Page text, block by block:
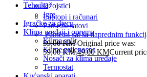
Džojstici
Igre
Igračke za djecu
Klima uređaji i oprema
Klima split
Klime prijenosna
Nosači za klima uređaje
Termostat
Tehnika
Laptopi i računari
Pametni satovi
Pametni sat sa naprednim
59,00KM Original price was:
59,00 KM.49,00KMCurrent